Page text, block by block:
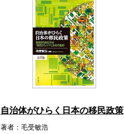
自治体がひらく日本の移民政策
著者：毛受敏浩